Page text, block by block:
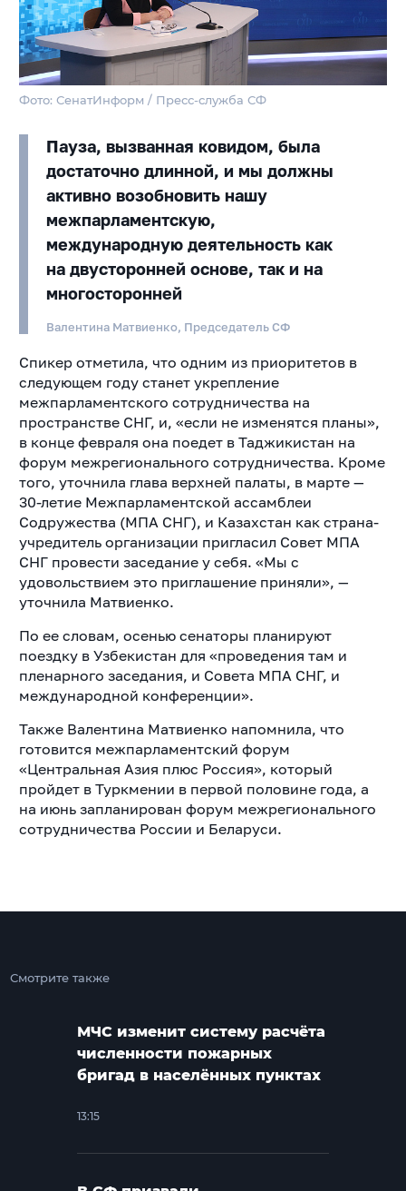
Фото: СенатИнформ / Пресс-служба СФ
Пауза, вызванная ковидом, была
достаточно длинной, и мы должны
активно возобновить нашу
межпарламентскую,
международную деятельность как
на двусторонней основе, так и на
многосторонней
Валентина Матвиенко, Председатель СФ
Спикер отметила, что одним из приоритетов в
следующем году станет укрепление
межпарламентского сотрудничества на
пространстве СНГ, и, «если не изменятся планы»,
в конце февраля она поедет в Таджикистан на
форум межрегионального сотрудничества. Кроме
того, уточнила глава верхней палаты, в марте —
30-летие Межпарламентской ассамблеи
Содружества (МПА СНГ), и Казахстан как страна-
учредитель организации пригласил Совет МПА
СНГ провести заседание у себя. «Мы с
удовольствием это приглашение приняли», —
уточнила Матвиенко.
По ее словам, осенью сенаторы планируют
поездку в Узбекистан для «проведения там и
пленарного заседания, и Совета МПА СНГ, и
международной конференции».
Также Валентина Матвиенко напомнила, что
готовится межпарламентский форум
«Центральная Азия плюс Россия», который
пройдет в Туркмении в первой половине года, а
на июнь запланирован форум межрегионального
сотрудничества России и Беларуси.
Смотрите также
МЧС изменит систему расчёта
численности пожарных
бригад в населённых пунктах
13:15